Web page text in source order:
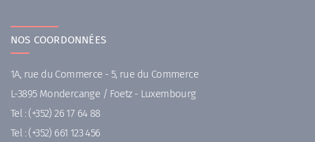
NOS COORDONNÉES
1A, rue du Commerce - 5, rue du Commerce
L-3895 Mondercange / Foetz - Luxembourg
Tel : (+352) 26 17 64 88
Tel : (+352) 661 123 456